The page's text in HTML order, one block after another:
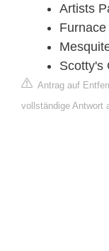
Artists
Scotty's
Antrag auf
vollständige Antwort